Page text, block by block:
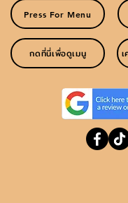
Press For Menu
กดที่นี่เพื่อดูเมนู